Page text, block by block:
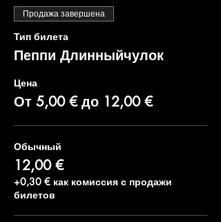
Продажа завершена
Тип билета
Пеппи Длинныйчулок
Цена
От 5,00 € до 12,00 €
Обычный
12,00 €
+0,30 € как комиссия с продажи
билетов